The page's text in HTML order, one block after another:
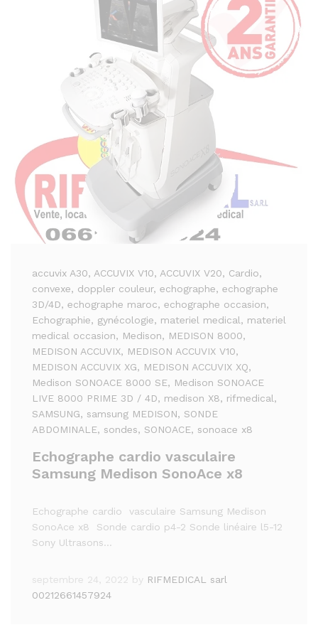
accuvix A30, ACCUVIX V10, ACCUVIX V20, Cardio,
convexe, doppler couleur, echographe, echographe
3D/4D, echographe maroc, echographe occasion,
Echographie, gynécologie, materiel medical, materiel
medical occasion, Medison, MEDISON 8000,
MEDISON ACCUVIX, MEDISON ACCUVIX V10,
MEDISON ACCUVIX XG, MEDISON ACCUVIX XQ,
Medison SONOACE 8000 SE, Medison SONOACE
LIVE 8000 PRIME 3D / 4D, medison X8, rifmedical,
SAMSUNG, samsung MEDISON, SONDE
ABDOMINALE, sondes, SONOACE, sonoace x8
Echographe cardio vasculaire
Samsung Medison SonoAce x8
Echographe cardio vasculaire Samsung Medison
SonoAce x8 Sonde cardio p4-2 Sonde linéaire l5-12
Sony Ultrasons…
septembre 24, 2022 by RIFMEDICAL sarl
00212661457924